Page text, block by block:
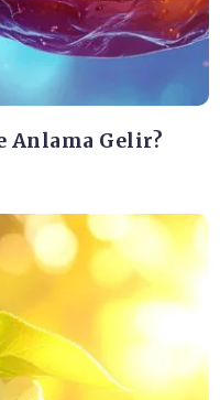
Anlama Gelir?